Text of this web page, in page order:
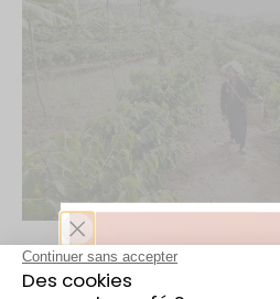
E-CARTE